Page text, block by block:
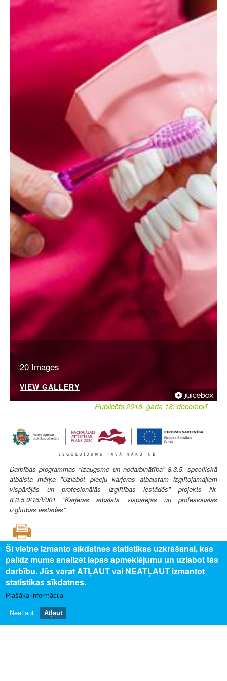
20 Images
VIEW GALLERY
Publicēts 2018. gada 18. decembrī
Darbības programmas “Izaugsme un nodarbinātība” 8.3.5. specifiskā
atbalsta mērķa "Uzlabot pieeju karjeras atbalstam izglītojamajiem
vispārējās un profesionālās izglītības iestādēs" projekts Nr.
8.3.5.0/16/I/001 “Karjeras atbalsts vispārējās un profesionālās
izglītības iestādēs”.
SAISTĪTAIS SATURS
Uz profesijas aprakstu
PAR MUMS
Par profesiju pasauli
Šī vietne izmanto sīkdatnes statistikas uzkrāšanai, kas
palīdz mums analizēt lapas apmeklējumu un uzlabot tās
darbību. Jūs varat ATĻAUT vai NEATĻAUT izmantot
statistikas sīkdatnes.
Plašāka informācija
Neatļaut Atļaut